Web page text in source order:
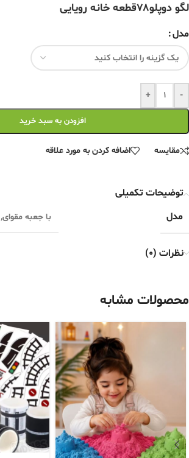
لگو دوپلو۷۸قطعه خانه رویایی
مدل
-
+
افزودن به سبد خرید
مقایسه اضافه کردن به مورد علاقه
توضیحات تکمیلی
مدل
با جعبه مقوای,
نظرات (0)
محصولات مشابه